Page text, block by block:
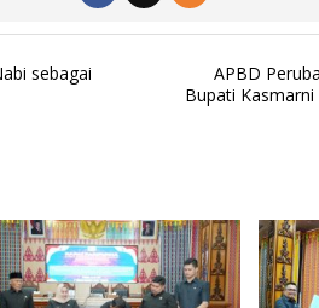
sebagai
APBD
Bupati